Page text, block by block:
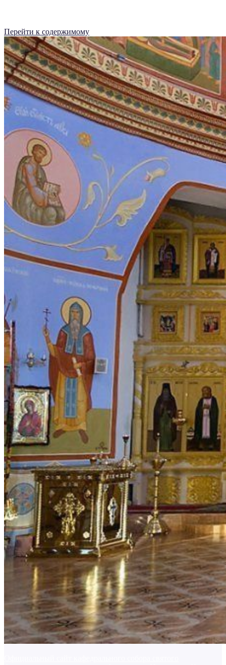
Перейти к содержимому